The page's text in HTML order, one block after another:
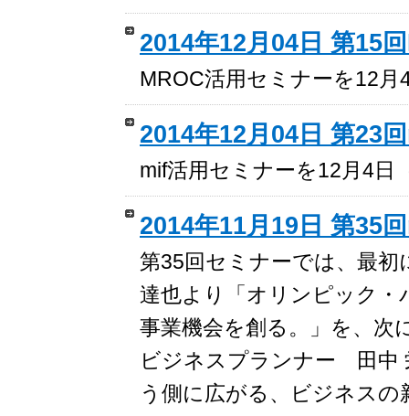
2014年12月04日 第15
MROC活用セミナーを12
2014年12月04日 第23
mif活用セミナーを12月4日
2014年11月19日 第35
第35回セミナーでは、最
達也より「オリンピック・
事業機会を創る。」を、
ビジネスプランナー 田中
う側に広がる、ビジネス